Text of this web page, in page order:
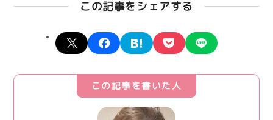
この記事をシェアする
X facebookhatena pocket
この記事を書いた人